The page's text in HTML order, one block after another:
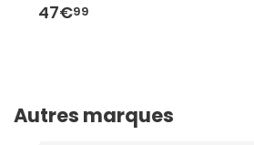
47€99
Autres marques